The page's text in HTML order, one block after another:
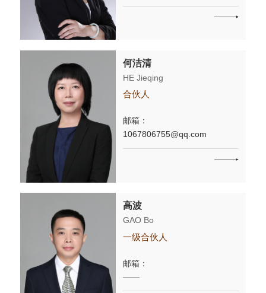
何洁清
HE Jieqing
合伙人
邮箱：
1067806755@qq.com
高波
GAO Bo
一级合伙人
邮箱：
——